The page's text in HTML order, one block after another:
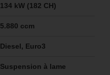
134 kW (182 CH)
5.880 ccm
Diesel, Euro3
Suspension à lame